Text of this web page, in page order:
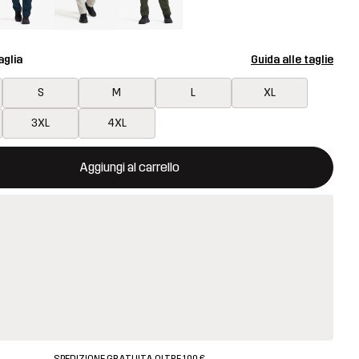
Guida alle taglie
S M L XL
3XL 4XL
Aggiungi al carrello
una finestra modale per confermare un nuovo articolo nel